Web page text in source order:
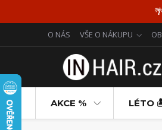
O NÁS VŠE O NÁKUPU
AKCE % LÉTO